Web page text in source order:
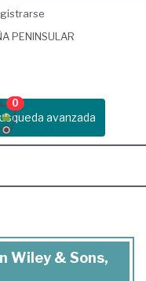
PENINSULAR
avanzada
0
Wiley & Sons,